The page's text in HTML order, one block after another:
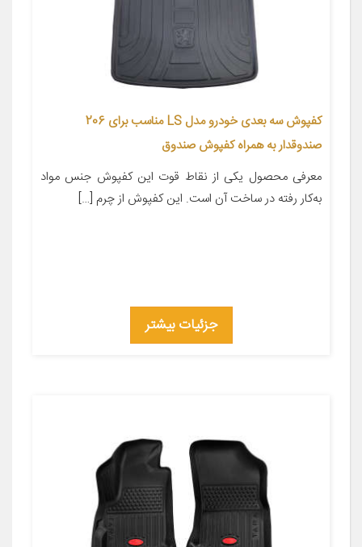
کفپوش سه بعدی خودرو مدل LS مناسب برای 206
صندوقدار به همراه کفپوش صندوق
معرفی محصول یکی از نقاط قوت این کفپوش جنس مواد
به‌کار رفته در ساخت آن است. این کفپوش از چرم […]
جزئیات بیشتر